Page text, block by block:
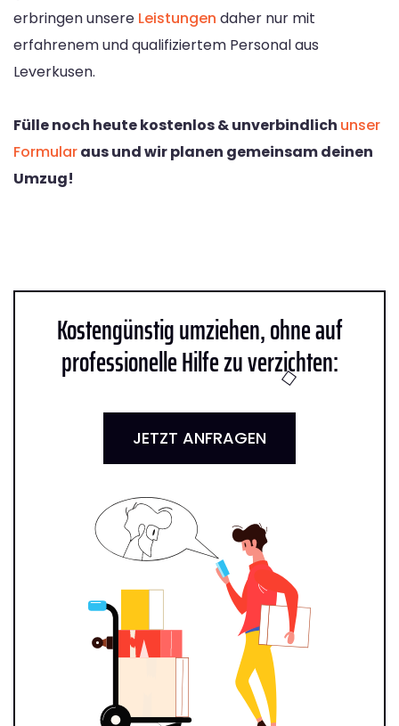
erbringen unsere Leistungen daher nur mit
erfahrenem und qualifiziertem Personal aus
Leverkusen.
Fülle noch heute kostenlos & unverbindlich unser
Formularaus und wir planen gemeinsam deinen
Umzug!
Kostengünstig umziehen, ohne auf
professionelle Hilfe zu verzichten:
JETZT ANFRAGEN